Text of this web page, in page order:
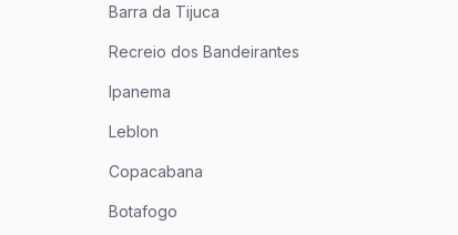
Barra da Tijuca
Recreio dos Bandeirantes
Ipanema
Leblon
Copacabana
Botafogo